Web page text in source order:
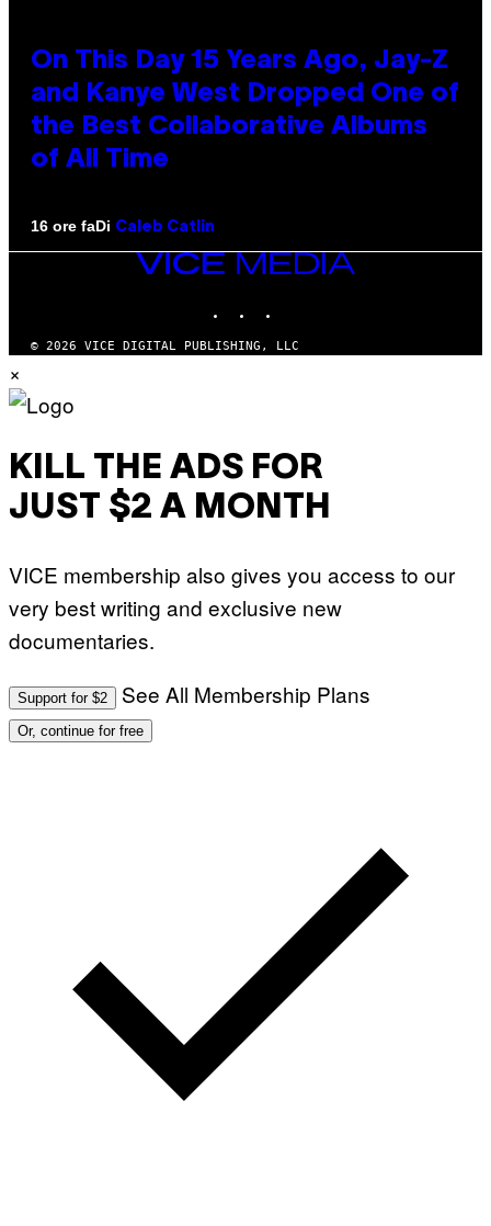
On This Day 15 Years Ago, Jay-Z
and Kanye West Dropped One of
the Best Collaborative Albums
of All Time
16 ore faDi Caleb Catlin
VICE
MEDIA
© 2026 VICE DIGITAL PUBLISHING, LLC
×
KILL THE ADS FOR
JUST $2 A MONTH
VICE membership also gives you access to our
very best writing and exclusive new
documentaries.
Support for $2 See All Membership Plans
Or, continue for free